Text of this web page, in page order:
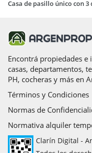
Encontrá propiedades
casas, departamentos,
PH, cocheras y más en
Términos y Condiciones
Normas de
Normativa alquiler
Clarín Digital -